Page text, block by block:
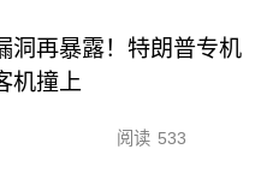
洞再暴露！特朗普专机
机撞上
阅读 533